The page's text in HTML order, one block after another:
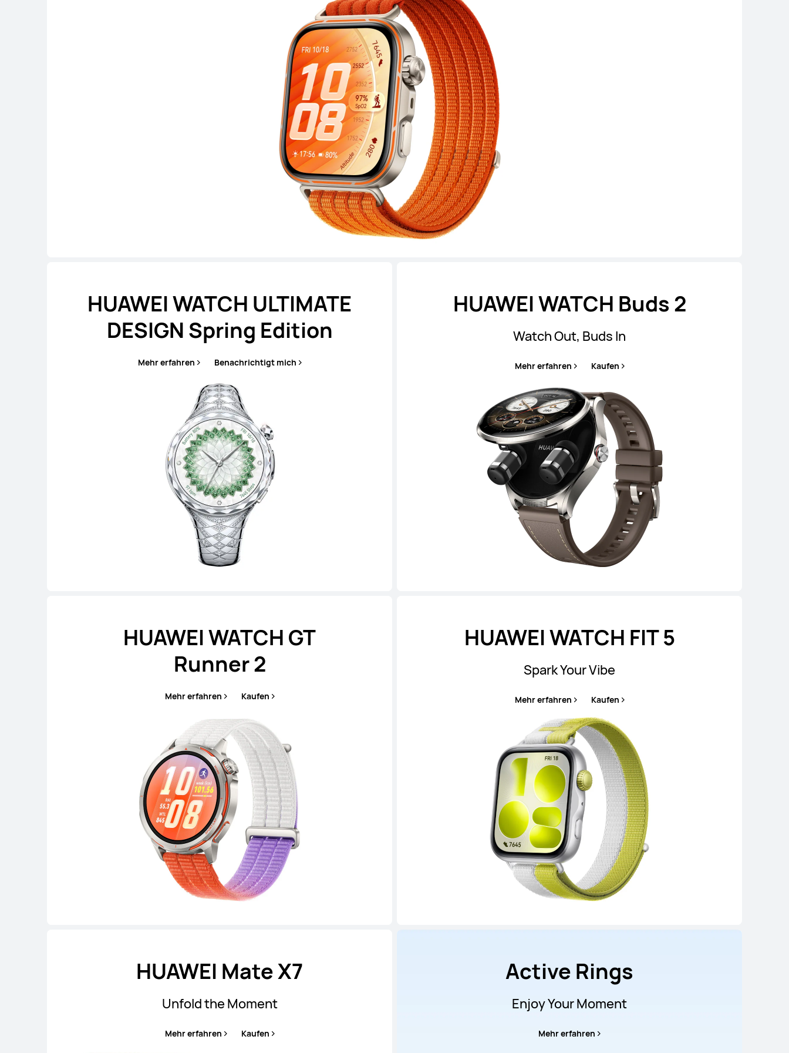
HUAWEI WATCH ULTIMATE
DESIGN Spring Edition
Mehr erfahren Benachrichtigt mich
HUAWEI WATCH Buds 2
Watch Out, Buds In
Mehr erfahren Kaufen
HUAWEI WATCH GT
Runner 2
Mehr erfahren Kaufen
HUAWEI WATCH FIT 5
Spark Your Vibe
Mehr erfahren Kaufen
HUAWEI Mate X7
Unfold the Moment
Mehr erfahren Kaufen
Active Rings
Enjoy Your Moment
Mehr erfahren